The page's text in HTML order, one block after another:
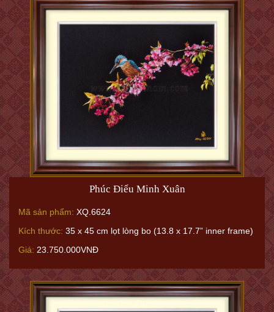
Phúc Điểu Minh Xuân
Mã sản phẩm: XQ.6624
Kích thước: 35 x 45 cm lọt lòng bo (13.8 x 17.7” inner frame)
Giá: 23.750.000VNĐ